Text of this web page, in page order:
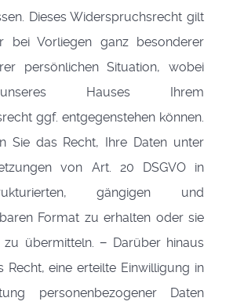
Dieses Widerspruchsrecht gilt
bei Vorliegen ganz besonderer
persönlichen Situation, wobei
Hauses Ihrem
ggf. entgegenstehen können.
Sie das Recht, Ihre Daten unter
von Art. 20 DSGVO in
gängigen und
Format zu erhalten oder sie
zu übermitteln. − Darüber hinaus
Recht, eine erteilte Einwilligung in
personenbezogener Daten